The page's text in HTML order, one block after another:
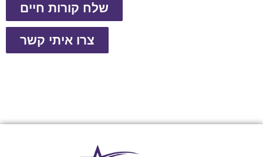
שלח קורות חיים
צרו איתי קשר